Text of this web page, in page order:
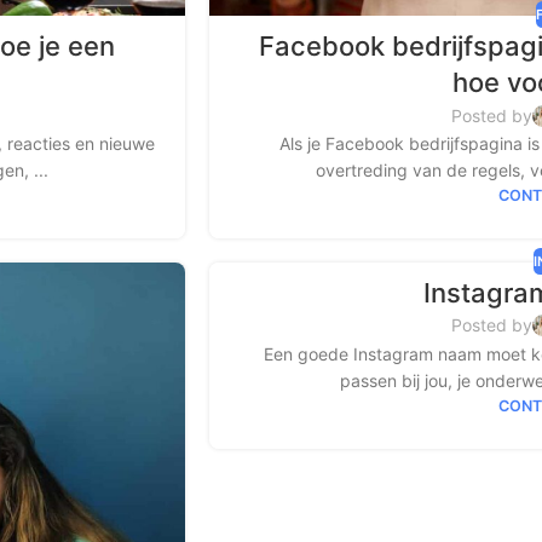
je een
en nieuwe
...
Facebook
hoe
Posted by
Als je Facebook bedrijfspagina
overtreding van de regels,
Posted by
Een goede Instagram naam moet
passen bij jou, je